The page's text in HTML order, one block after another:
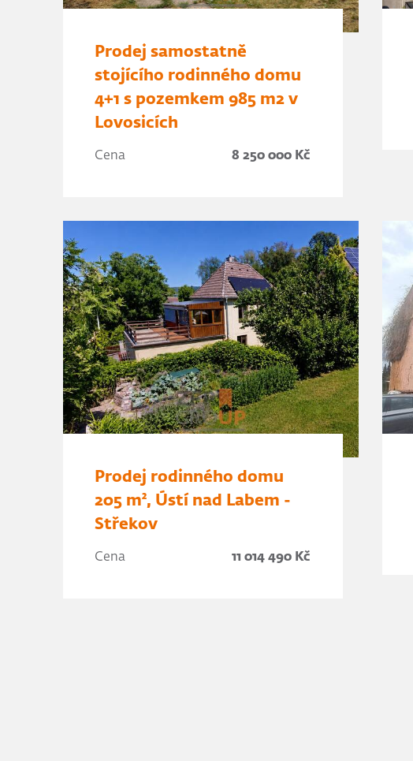
Prodej samostatně
stojícího rodinného domu
4+1 s pozemkem 985 m2 v
Lovosicích
Cena 8 250 000 Kč
Prodej rodinného domu
205 m², Ústí nad Labem -
Střekov
Cena 11 014 490 Kč